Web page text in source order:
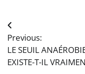
Navigation
de
l’article
Previous:
LE SEUIL
EXISTE-T-IL